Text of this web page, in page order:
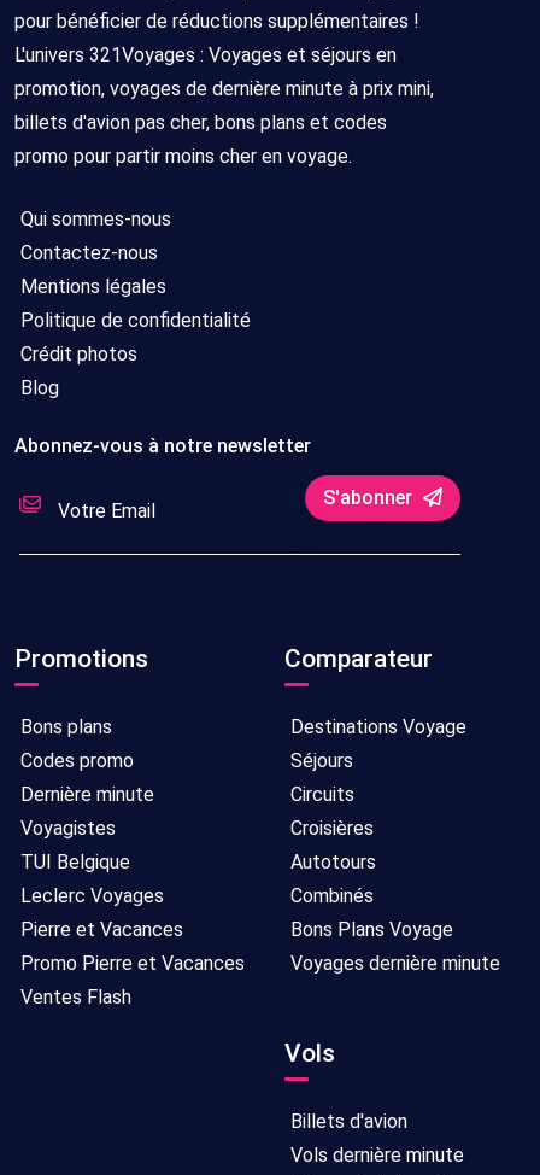
pour bénéficier de réductions supplémentaires !
L'univers 321Voyages : Voyages et séjours en
promotion, voyages de dernière minute à prix mini,
billets d'avion pas cher, bons plans et codes
promo pour partir moins cher en voyage.
Qui sommes-nous
Contactez-nous
Mentions légales
Politique de confidentialité
Crédit photos
Blog
Abonnez-vous à notre newsletter
S'abonner
Promotions
Bons plans
Codes promo
Dernière minute
Voyagistes
TUI Belgique
Leclerc Voyages
Pierre et Vacances
Promo Pierre et Vacances
Ventes Flash
Comparateur
Destinations Voyage
Séjours
Circuits
Croisières
Autotours
Combinés
Bons Plans Voyage
Voyages dernière minute
Vols
Billets d'avion
Vols dernière minute